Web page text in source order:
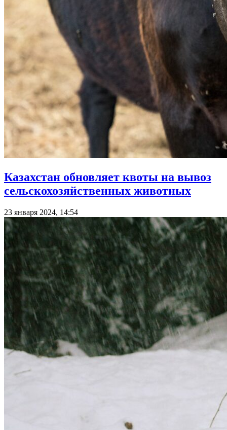
Казахстан обновляет квоты на вывоз
сельскохозяйственных животных
23 января 2024, 14:54